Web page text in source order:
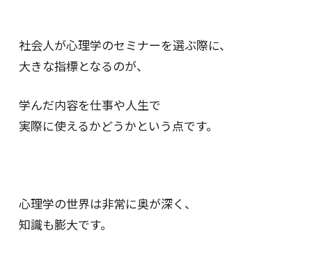
社会人が心理学のセミナーを選ぶ際に、
大きな指標となるのが、
学んだ内容を仕事や人生で
実際に使えるかどうかという点です。
心理学の世界は非常に奥が深く、
知識も膨大です。